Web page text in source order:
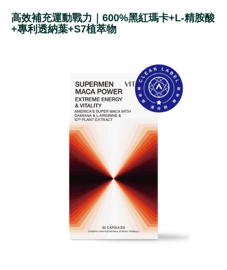
高效補充運動戰力｜600%黑紅瑪卡+L-精胺酸
+專利透納葉+S7植萃物